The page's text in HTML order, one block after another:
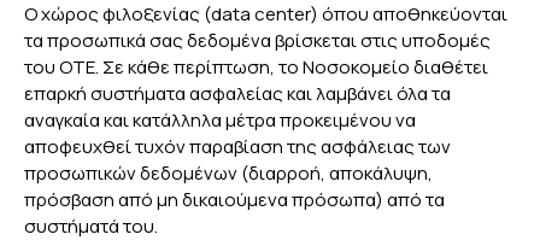
Ο χώρος φιλοξενίας (data center) όπου αποθηκεύονται
τα προσωπικά σας δεδομένα βρίσκεται στις υποδομές
του ΟΤΕ. Σε κάθε περίπτωση, το Νοσοκομείο διαθέτει
επαρκή συστήματα ασφαλείας και λαμβάνει όλα τα
αναγκαία και κατάλληλα μέτρα προκειμένου να
αποφευχθεί τυχόν παραβίαση της ασφάλειας των
προσωπικών δεδομένων (διαρροή, αποκάλυψη,
πρόσβαση από μη δικαιούμενα πρόσωπα) από τα
συστήματά του.